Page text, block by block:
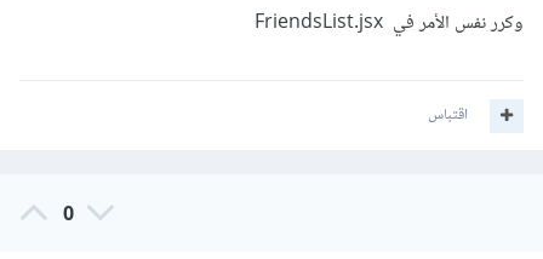
وكرر نفس الأمر في FriendsList.jsx
اقتباس
0